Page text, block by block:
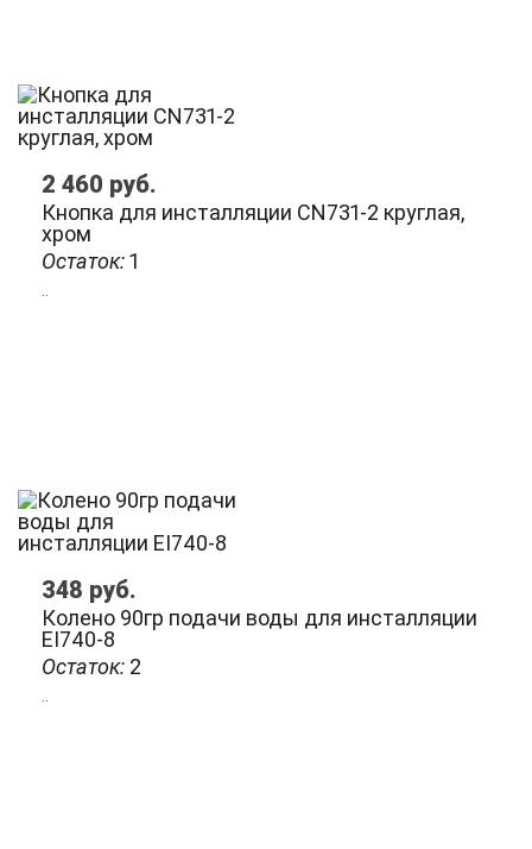
Остаток:1
Кнопка для инсталляции CN731-2 круглая,
хром
2 460 руб.
Остаток: 2
Колено 90гр подачи воды для инсталляции
EI740-8
348 руб.